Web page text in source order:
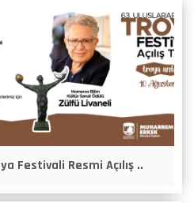
Festivali Resmi Açılış ..